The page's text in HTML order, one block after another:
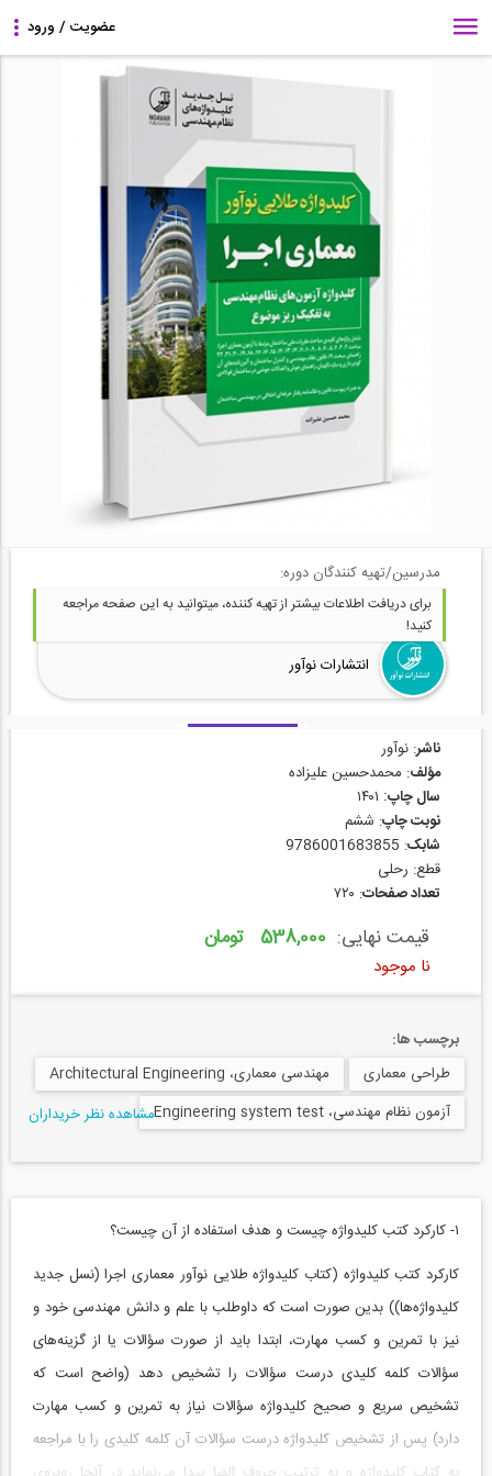
مدرسین/تهیه کنندگان دوره:
برای دریافت اطلاعات بیشتر از تهیه کننده، میتوانید به این صفحه مراجعه
کنید!
انتشارات نوآور
ناشر: نوآور
مؤلف: محمدحسین علیزاده
سال چاپ: ۱۴۰۱
نوبت چاپ: ششم
شابک: 9786001683855
قطع: رحلی
تعداد صفحات: ۷۲۰
قیمت نهایی: 538,000 تومان
نا موجود
برچسب ها:
طراحی معماری
مهندسی معماری، Architectural Engineering
آزمون نظام مهندسی، Engineering system test
مشاهده نظر خریداران
۱- کارکرد کتب کلیدواژه چیست و هدف استفاده از آن چیست؟
کارکرد کتب کلیدواژه (کتاب کلیدواژه طلایی نوآور معماری اجرا (نسل جدید
کلیدواژه‌ها)) بدین صورت است که داوطلب با علم و دانش مهندسی خود و
نیز با تمرین و کسب مهارت، ابتدا باید از صورت سؤالات یا از گزینه‌های
سؤالات کلمه کلیدی درست سؤالات را تشخیص دهد (واضح است که
تشخیص سریع و صحیح کلیدواژه سؤالات نیاز به تمرین و کسب مهارت
دارد) پس از تشخیص کلیدواژه درست سؤالات آن کلمه کلیدی را با مراجعه